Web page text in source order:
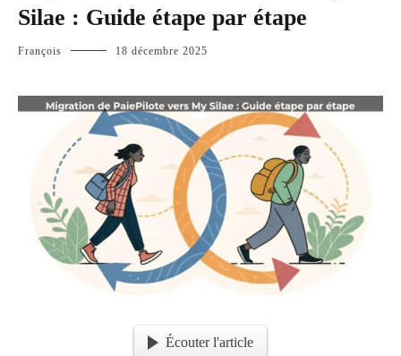
Silae : Guide étape par étape
François 18 décembre 2025
Écouter l'article